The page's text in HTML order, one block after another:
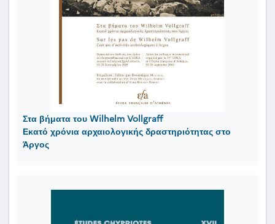
Στα βήματα του Wilhelm Vollgraff
Εκατό χρόνια αρχαιολογικής δραστηριότητας στο
Άργος